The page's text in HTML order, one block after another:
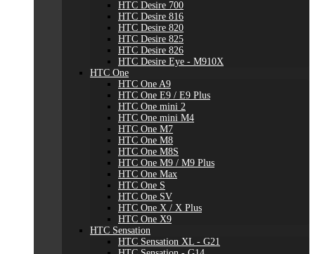
HTC Desire 700
HTC Desire 816
HTC Desire 820
HTC Desire 825
HTC Desire 826
HTC Desire Eye - M910X
HTC One
HTC One A9
HTC One E9 / E9 Plus
HTC One mini 2
HTC One mini M4
HTC One M7
HTC One M8
HTC One M8S
HTC One M9 / M9 Plus
HTC One Max
HTC One S
HTC One SV
HTC One X / X Plus
HTC One X9
HTC Sensation
HTC Sensation XL - G21